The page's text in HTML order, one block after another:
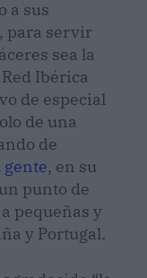
a sus
para servir
sea la
Ibérica
de especial
de una
de
gente, en su
punto de
pequeñas y
y Portugal.